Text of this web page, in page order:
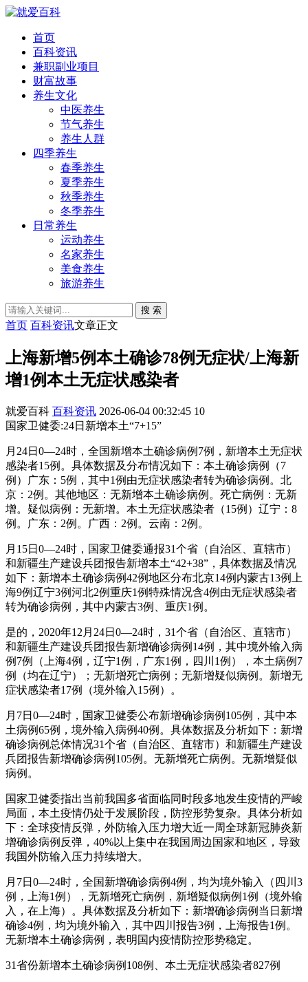
首页
百科资讯
兼职副业项目
财富故事
养生文化
中医养生
节气养生
养生人群
四季养生
春季养生
夏季养生
秋季养生
冬季养生
日常养生
运动养生
名家养生
美食养生
旅游养生
搜 索
首页 百科资讯文章正文
上海新增5例本土确诊78例无症状/上海新
增1例本土无症状感染者
就爱百科 百科资讯 2026-06-04 00:32:45 10
国家卫健委:24日新增本土“7+15”
月24日0—24时，全国新增本土确诊病例7例，新增本土无症状
感染者15例。具体数据及分布情况如下：本土确诊病例（7
例）广东：5例，其中1例由无症状感染者转为确诊病例。北
京：2例。其他地区：无新增本土确诊病例。死亡病例：无新
增。疑似病例：无新增。本土无症状感染者（15例）辽宁：8
例。广东：2例。广西：2例。云南：2例。
月15日0—24时，国家卫健委通报31个省（自治区、直辖市）
和新疆生产建设兵团报告新增本土“42+38”，具体数据及情况
如下：新增本土确诊病例42例地区分布北京14例内蒙古13例上
海9例辽宁3例河北2例重庆1例特殊情况含4例由无症状感染者
转为确诊病例，其中内蒙古3例、重庆1例。
是的，2020年12月24日0—24时，31个省（自治区、直辖市）
和新疆生产建设兵团报告新增确诊病例14例，其中境外输入病
例7例（上海4例，辽宁1例，广东1例，四川1例），本土病例7
例（均在辽宁）；无新增死亡病例；无新增疑似病例。新增无
症状感染者17例（境外输入15例）。
月7日0—24时，国家卫健委公布新增确诊病例105例，其中本
土病例65例，境外输入病例40例。具体数据及分析如下：新增
确诊病例总体情况31个省（自治区、直辖市）和新疆生产建设
兵团报告新增确诊病例105例。无新增死亡病例。无新增疑似
病例。
国家卫健委指出当前我国多省面临同时段多地发生疫情的严峻
局面，本土疫情仍处于发展阶段，防控形势复杂。具体分析如
下：全球疫情反弹，外防输入压力增大近一周全球新冠肺炎新
增确诊病例反弹，40%以上集中在我国周边国家和地区，导致
我国外防输入压力持续增大。
月7日0—24时，全国新增确诊病例4例，均为境外输入（四川3
例，上海1例），无新增死亡病例，新增疑似病例1例（境外输
入，在上海）。具体数据及分析如下：新增确诊病例当日新增
确诊4例，均为境外输入，其中四川报告3例，上海报告1例。
无新增本土确诊病例，表明国内疫情防控形势稳定。
31省份新增本土确诊病例108例、本土无症状感染者827例